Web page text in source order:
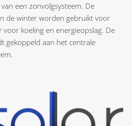
een zonvolgsysteem. De
de winter worden gebruikt voor
voor koeling en energieopslag. De
gekoppeld aan het centrale